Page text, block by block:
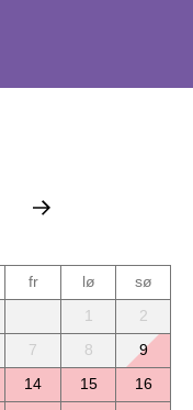
fr lø
sø
1
2
7 8
9
14 15
16